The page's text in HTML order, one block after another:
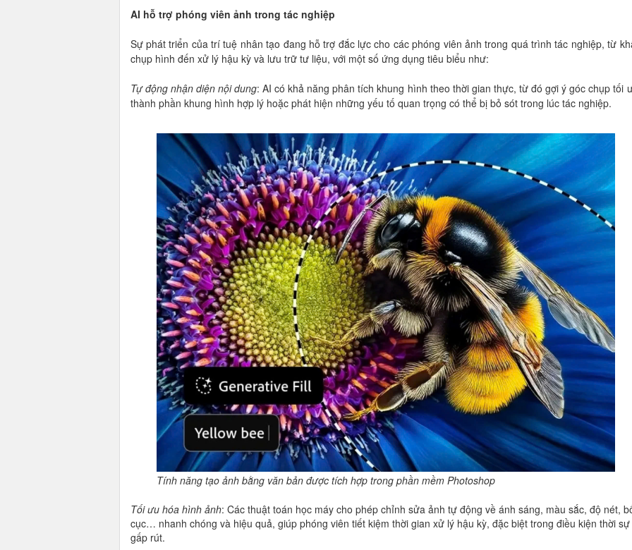
AI hỗ trợ phóng viên ảnh trong tác nghiệp
Sự phát triển của trí tuệ nhân tạo đang hỗ trợ đắc lực cho các phóng viên ảnh trong quá trình tác nghiệp, từ
chụp hình đến xử lý hậu kỳ và lưu trữ tư liệu, với một số ứng dụng tiêu biểu như:
Tự động nhận diện nội dung: AI có khả năng phân tích khung hình theo thời gian thực, từ đó gợi ý góc chụp tối
thành phần khung hình hợp lý hoặc phát hiện những yếu tố quan trọng có thể bị bỏ sót trong lúc tác nghiệp.
Tính năng tạo ảnh bằng văn bản được tích hợp trong phần mềm Photoshop
Tối ưu hóa hình ảnh: Các thuật toán học máy cho phép chỉnh sửa ảnh tự động về ánh sáng, màu sắc, độ nét,
cục… nhanh chóng và hiệu quả, giúp phóng viên tiết kiệm thời gian xử lý hậu kỳ, đặc biệt trong điều kiện thời sự
gấp rút.